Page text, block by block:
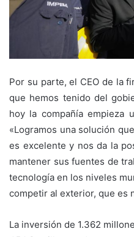
Por su parte, el CEO de la
que hemos tenido del
hoy la compañía empieza
«Logramos una solución
es excelente y nos da la
mantener sus fuentes de
tecnología en los niveles
competir al exterior, que es
La inversión de 1.362